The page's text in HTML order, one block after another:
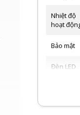
Nhiệt độ
hoạt
Bảo mật
Đèn LED